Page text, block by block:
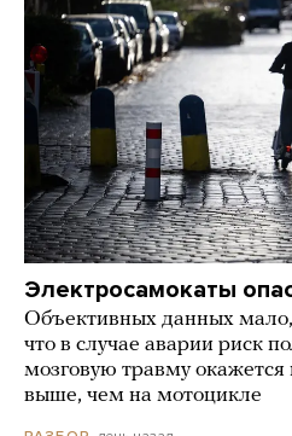
Электросамокаты
Объективных данных
что в случае аварии риск
мозговую травму окажется
выше, чем на мотоцикле